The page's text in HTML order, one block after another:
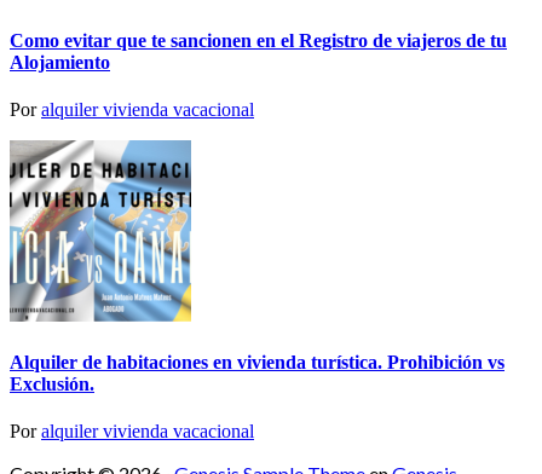
Como evitar que te sancionen en el Registro de viajeros de tu
Alojamiento
Poralquiler vivienda vacacional
Alquiler de habitaciones en vivienda turística. Prohibición vs
Exclusión.
Poralquiler vivienda vacacional